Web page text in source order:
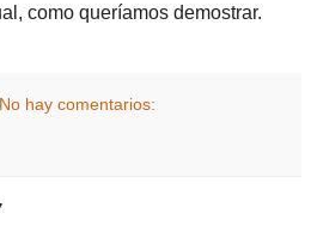
como queríamos demostrar.
No hay comentarios: